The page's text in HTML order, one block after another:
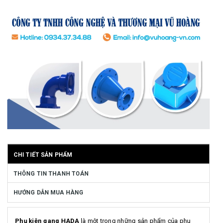
CHI TIẾT SẢN PHẨM
THÔNG TIN THANH TOÁN
HƯỚNG DẪN MUA HÀNG
Phụ kiện gang HADA là một trong những sản phẩm của phụ